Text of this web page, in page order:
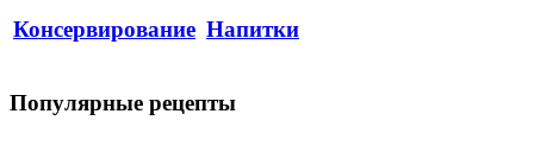
Консервирование Напитки
Популярные рецепты